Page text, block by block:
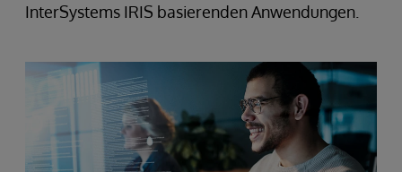
InterSystems IRIS basierenden Anwendungen.